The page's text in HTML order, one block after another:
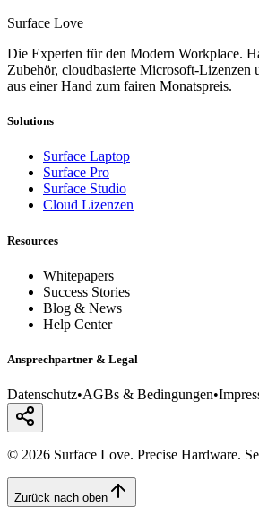
Surface Love
Die Experten für den Modern Workplace.
Zubehör, cloudbasierte Microsoft-Lizenzen
aus einer Hand zum fairen Monatspreis.
Solutions
Surface Laptop
Surface Pro
Surface Studio
Cloud Lizenzen
Resources
Whitepapers
Success Stories
Blog & News
Help Center
Ansprechpartner & Legal
Datenschutz•AGBs & Bedingungen•
© 2026 Surface Love. Precise Hardware.
Zurück nach oben